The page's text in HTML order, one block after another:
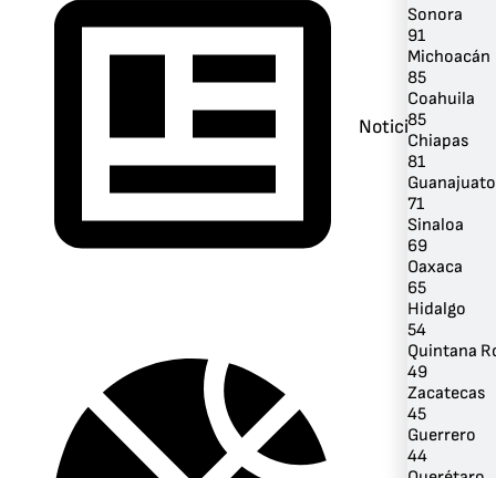
Noticias
Sonora
91
Michoacán
85
Coahuila
85
Chiapas
81
Guanajuato
71
Sinaloa
69
Oaxaca
65
Hidalgo
54
Quintana
49
Zacatecas
45
Guerrero
44